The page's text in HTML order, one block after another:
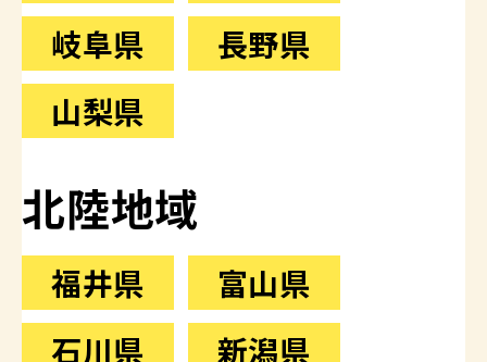
岐阜県
長野県
山梨県
北陸地域
福井県
富山県
石川県
新潟県